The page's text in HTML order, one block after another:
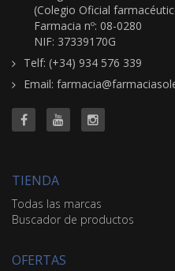
(Colegio Oficial
Farmacia nº: 08-0280
NIF: 37339170G
Telf: (+34) 934 576 339
Email:
TIENDA
Todas las marcas
Buscador de productos
OFERTAS